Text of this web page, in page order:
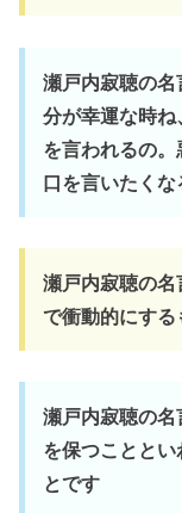
瀬戸内寂聴の名
分が幸運な時
を言われるの
口を言いたくな
瀬戸内寂聴の
で衝動的にす
瀬戸内寂聴の名
を保つこととい
とです